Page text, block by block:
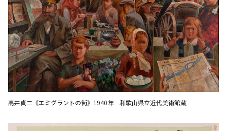
高井貞二《エミグラントの街》1940年 和歌山県立近代美術館蔵